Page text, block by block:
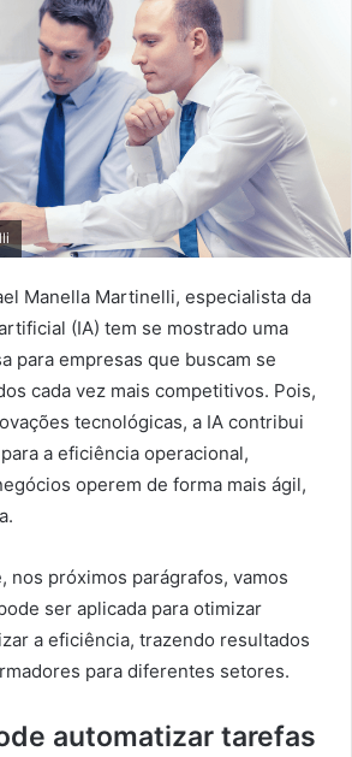
Manella Martinelli, especialista da
(IA) tem se mostrado uma
para empresas que buscam se
cada vez mais competitivos. Pois,
tecnológicas, a IA contribui
a eficiência operacional,
operem de forma mais ágil,
nos próximos parágrafos, vamos
ser aplicada para otimizar
a eficiência, trazendo resultados
para diferentes setores.
automatizar tarefas